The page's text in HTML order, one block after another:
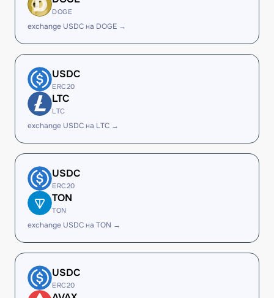
DOGE
exchange USDC на DOGE →
USDC
ERC20
LTC
LTC
exchange USDC на LTC →
USDC
ERC20
TON
TON
exchange USDC на TON →
USDC
ERC20